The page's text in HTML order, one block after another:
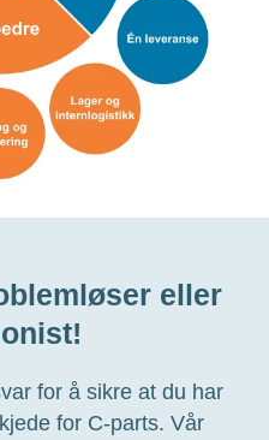
eller
for å sikre at du har
for C-parts. Vår